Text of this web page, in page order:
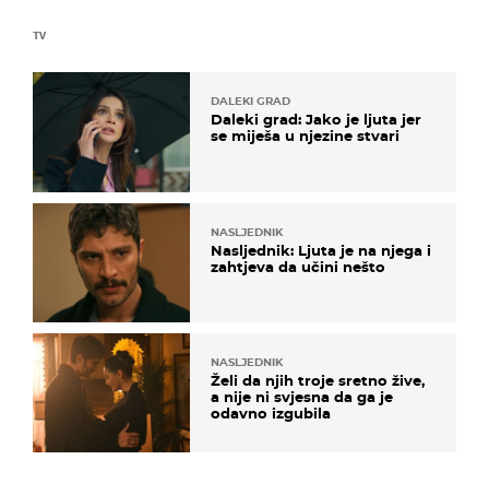
TV
DALEKI GRAD
Daleki grad: Jako je ljuta jer
se miješa u njezine stvari
NASLJEDNIK
Nasljednik: Ljuta je na njega i
zahtjeva da učini nešto
NASLJEDNIK
Želi da njih troje sretno žive,
a nije ni svjesna da ga je
odavno izgubila